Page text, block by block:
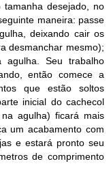
desejado, no
maneira: passe
deixando cair os
desmanchar mesmo);
Seu trabalho
então comece a
que estão soltos
inicial do cachecol
agulha) ficará mais
um acabamento com
e estará pronto seu
de comprimento